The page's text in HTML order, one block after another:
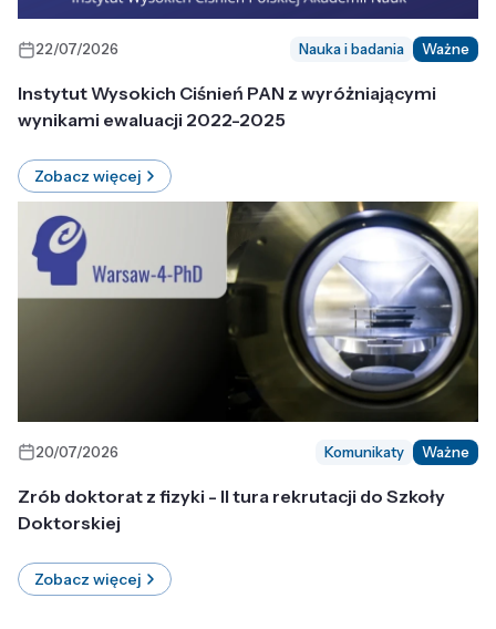
22/07/2026 Nauka i badania Ważne
Instytut Wysokich Ciśnień PAN z wyróżniającymi
wynikami ewaluacji 2022-2025
Zobacz więcej
20/07/2026 Komunikaty Ważne
Zrób doktorat z fizyki - II tura rekrutacji do Szkoły
Doktorskiej
Zobacz więcej